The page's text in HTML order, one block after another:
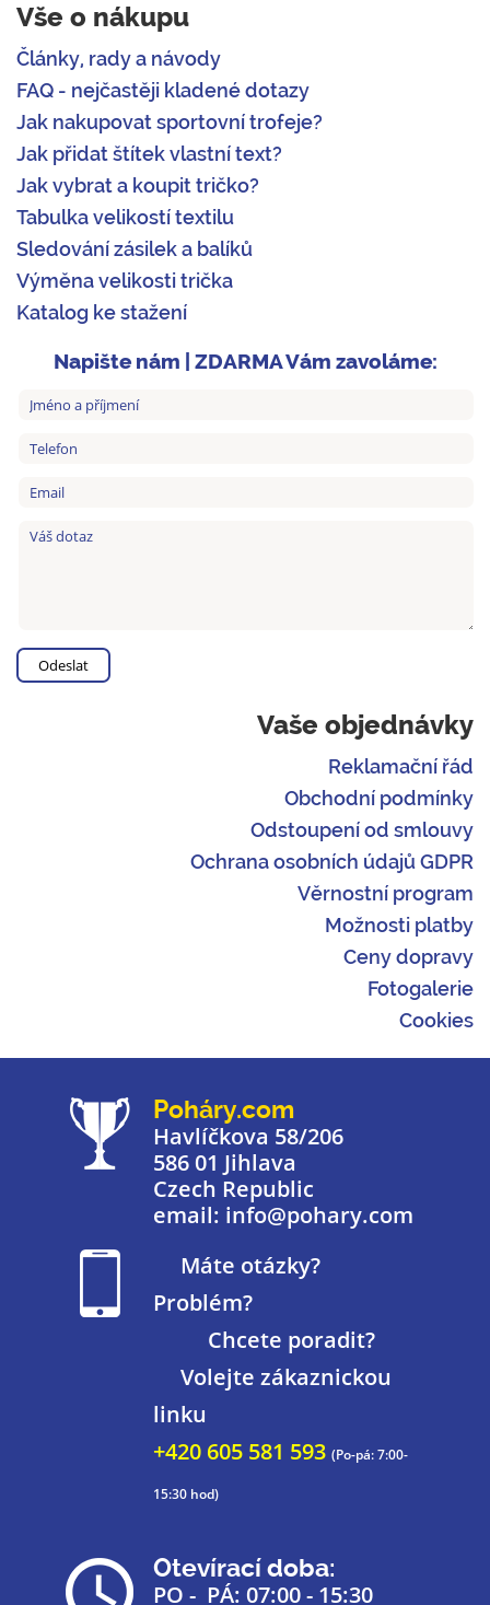
Vše o nákupu
Články, rady a návody
FAQ - nejčastěji kladené dotazy
Jak nakupovat sportovní trofeje?
Jak přidat štítek vlastní text?
Jak vybrat a koupit tričko?
Tabulka velikostí textilu
Sledování zásilek a balíků
Výměna velikosti trička
Katalog ke stažení
Napište nám | ZDARMA Vám zavoláme:
Vaše objednávky
Reklamační řád
Obchodní podmínky
Odstoupení od smlouvy
Ochrana osobních údajů GDPR
Věrnostní program
Možnosti platby
Ceny dopravy
Fotogalerie
Cookies
Poháry.com
Havlíčkova 58/206
586 01 Jihlava
Czech Republic
email: info@pohary.com
Máte otázky?
Problém?
Chcete poradit?
Volejte zákaznickou
linku
+420 605 581 593 (Po-pá: 7:00-
15:30 hod)
Otevírací doba:
PO - PÁ: 07:00 - 15:30